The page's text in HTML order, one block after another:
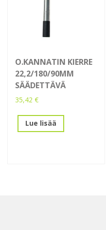
O.KANNATIN KIERRE
22,2/180/90MM
SÄÄDETTÄVÄ
35,42 €
Lue lisää